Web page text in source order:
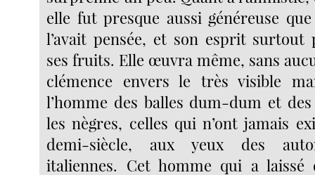
elle fut presque aussi généreuse
l’avait pensée, et son esprit surtout
ses fruits. Elle œuvra même, sans
clémence envers le très visible
l’homme des balles dum-dum et
les nègres, celles qui n’ont jamais
demi-siècle, aux yeux des
italiennes. Cet homme qui a